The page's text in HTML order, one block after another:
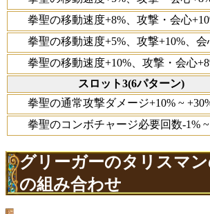
拳聖の移動速度+8%、攻撃・会心
拳聖の移動速度+5%、攻撃+10%、会
拳聖の移動速度+10%、攻撃・会心
スロット3(6パターン)
拳聖の通常攻撃ダメージ+10% ~
拳聖のコンボチャージ必要回数-1% ~
グリーガーのタリスマ
の組み合わせ